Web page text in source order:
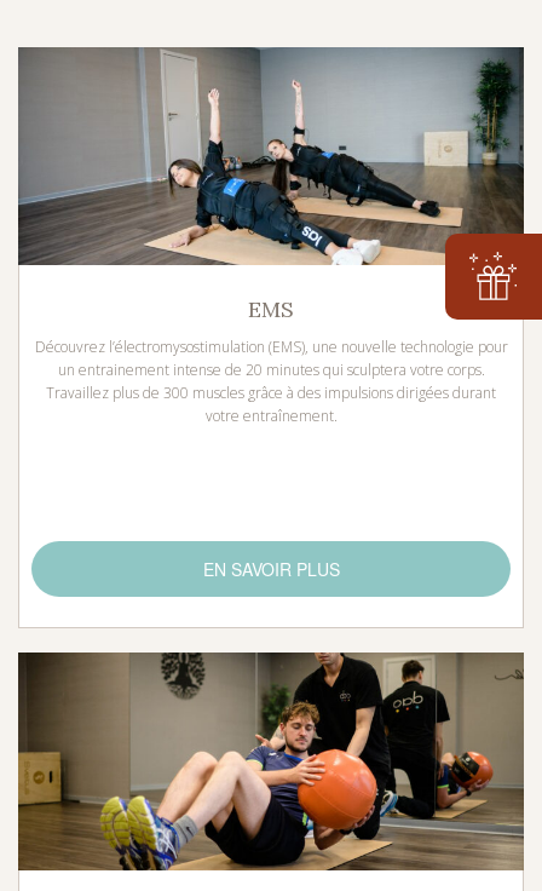
EMS
Découvrez l’électromysostimulation (EMS), une nouvelle technologie pour
un entrainement intense de 20 minutes qui sculptera votre corps.
Travaillez plus de 300 muscles grâce à des impulsions dirigées durant
votre entraînement.
EN SAVOIR PLUS